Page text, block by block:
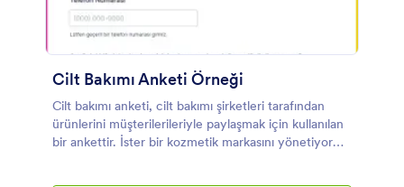
Cilt Bakımı Anketi Örneği
Cilt bakımı anketi, cilt bakımı şirketleri tarafından
ürünlerini müşterilerileriyle paylaşmak için kullanılan
bir ankettir. İster bir kozmetik markasını yönetiyor